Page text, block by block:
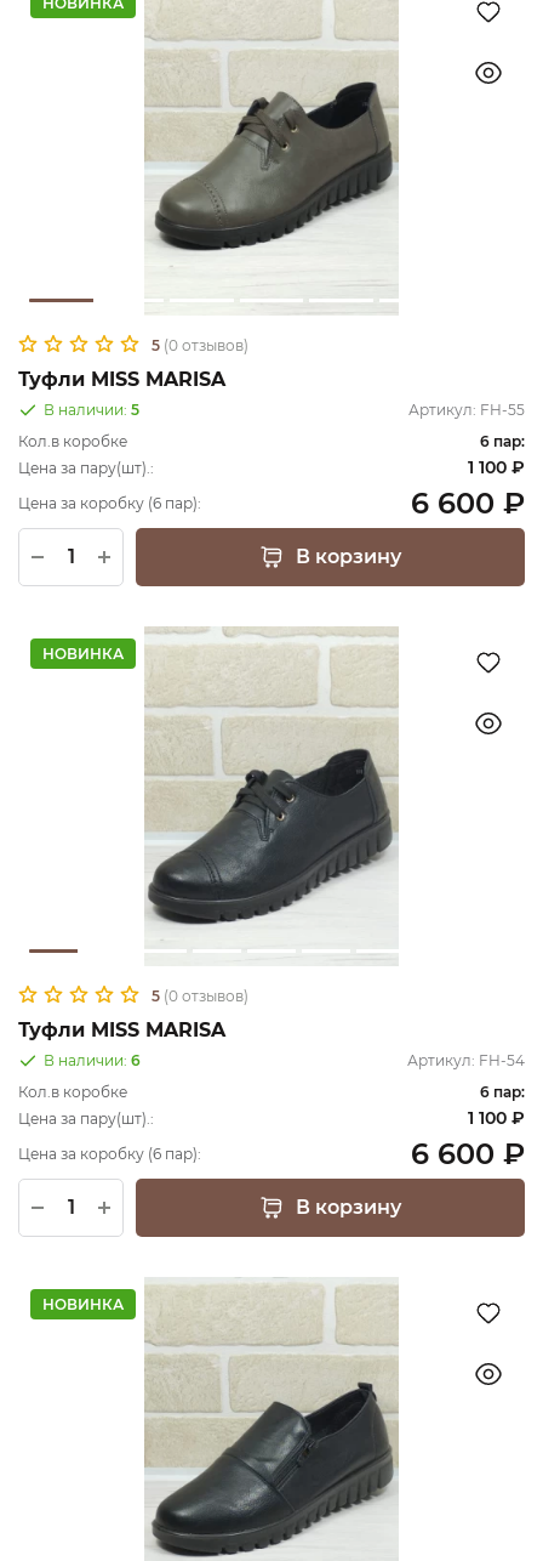
5 (0 отзывов)
Туфли MISS MARISA
В наличии: 5 Артикул: FH-55
Кол.в коробке
6 пар:
Цена за пару(шт).:
1 100 ₽
Цена за коробку (6 пар): 6 600 ₽
В корзину
НОВИНКА
5 (0 отзывов)
Туфли MISS MARISA
В наличии: 6 Артикул: FH-54
Кол.в коробке
6 пар:
Цена за пару(шт).:
1 100 ₽
Цена за коробку (6 пар): 6 600 ₽
В корзину
НОВИНКА